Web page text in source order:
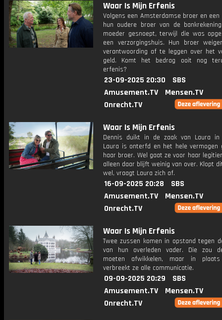
Waar Is Mijn Erfenis
Volgens een Amsterdamse broer en
hun oudere broer van de
moeder gesnoept, terwijl die was
een verzorgingshuis. Hun broer
verantwoording af te leggen over het
geld. Komt het bedrag ooit nog
erfenis?
23-09-2025 20:30
SBS
Amusement.TV
Mensen.TV
Onrecht.TV
Waar Is Mijn Erfenis
Dennis duikt in de zaak van Laura in
Laura is onterfd en het hele vermogen
haar broer. Wel gaat ze voor haar
alleen daar blijft weinig van over. Klopt
wel, vraagt Laura zich af.
16-09-2025 20:28
SBS
Amusement.TV
Mensen.TV
Onrecht.TV
Waar Is Mijn Erfenis
Twee zussen komen in opstand tegen
van hun overleden vader. Die zou
moeten afwikkelen, maar in plaats
verbreekt ze alle communicatie.
09-09-2025 20:29
SBS
Amusement.TV
Mensen.TV
Onrecht.TV